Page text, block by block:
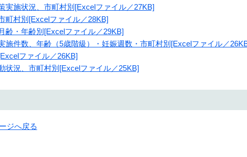
施状況、市町村別[Excelファイル／27KB]
村別[Excelファイル／28KB]
・年齢別[Excelファイル／29KB]
件数、年齢（5歳階級）・妊娠週数・市町村別[Excelファイル／
ファイル／26KB]
況、市町村別[Excelファイル／25KB]
ジへ戻る